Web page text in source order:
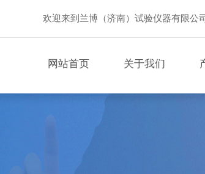
欢迎来到兰博（济南）试验仪器有限公
网站首页 关于我们